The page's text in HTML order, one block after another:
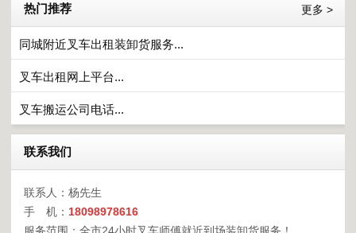
热门推荐 更多 >
同城附近叉车出租装卸货服务...
叉车出租网上平台...
叉车搬运公司电话...
联系我们
联系人：杨先生
手 机： 18098978616